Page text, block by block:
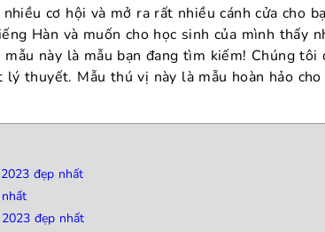
cơ hội và mở ra rất nhiều cánh cửa cho
Hàn và muốn cho học sinh của mình thấy
này là mẫu bạn đang tìm kiếm! Chúng tôi
thuyết. Mẫu thú vị này là mẫu hoàn hảo cho
đẹp nhất
đẹp nhất